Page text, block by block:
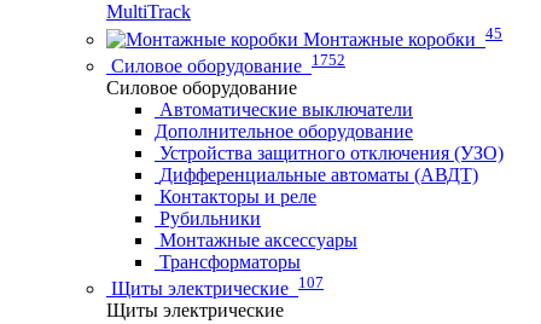
MultiTrack
Монтажные коробки 45
Силовое оборудование 1752
Силовое оборудование
Автоматические выключатели
Дополнительное оборудование
Устройства защитного отключения (УЗО)
Дифференциальные автоматы (АВДТ)
Контакторы и реле
Рубильники
Монтажные аксессуары
Трансформаторы
Щиты электрические 107
Щиты электрические